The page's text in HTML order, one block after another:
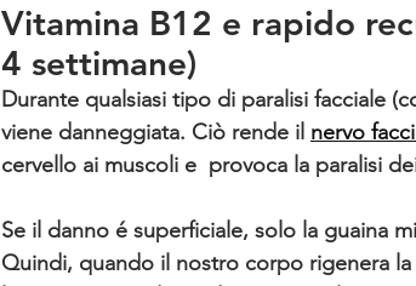
Vitamina B12 e rapido
4 settimane)
Durante qualsiasi tipo di paralisi facciale
viene danneggiata. Ciò rende il nervo
cervello ai muscoli e  provoca la paralisi
Se il danno é superficiale, solo la guaina
Quindi, quando il nostro corpo rigenera